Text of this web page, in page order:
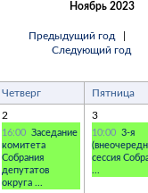
Ноябрь 2023
Предыдущий год
Следующий год
Четверг Пятница
2
16:00 Заседание
комитета
Собрания
депутатов
округа ...
3
10:00 3-я
сессия